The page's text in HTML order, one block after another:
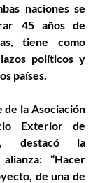
naciones se
45 años de
tiene como
políticos y
países.
de la Asociación
Exterior de
destacó la
“Hacer
de una de